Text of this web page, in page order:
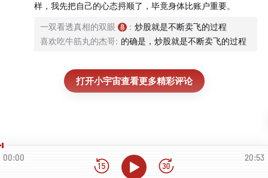
样，我先把自己的心态捋顺了，毕竟身体比账户重要。
一双看透真相的双眼 : 炒股就是不断卖飞的过程
喜欢吃牛筋丸的杰哥: 的确是，炒股就是不断卖飞的过程
打开小宇宙查看更多精彩评论
00:00 20:53